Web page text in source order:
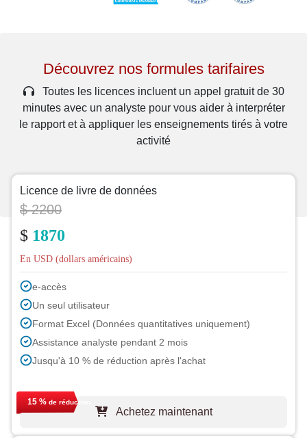
Découvrez nos formules tarifaires
Toutes les licences incluent un appel gratuit de 30
minutes avec un analyste pour vous aider à interpréter
le rapport et à appliquer les enseignements tirés à votre
activité
Licence de livre de données
$ 2200
$ 1870
En USD (dollars américains)
e-accès
Un seul utilisateur
Format Excel (Données quantitatives uniquement)
Assistance analyste pendant 2 mois
Jusqu'à 10 % de réduction après l'achat
15 % de réduction
Achetez maintenant